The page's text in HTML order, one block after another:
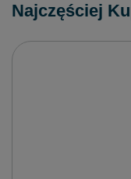
Najczęściej